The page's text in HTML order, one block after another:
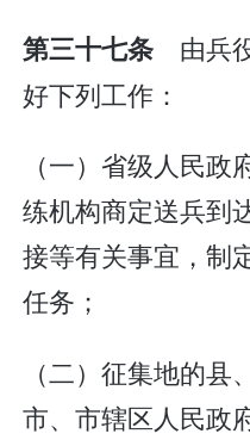
第三十七条 由兵
好下列工作：
（一）省级人民
练机构商定送兵到
接等有关事宜，制
任务；
（二）征集地的
市、市辖区人民政